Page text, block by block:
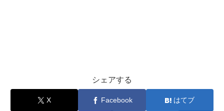
シェアする
X Facebook はてブ